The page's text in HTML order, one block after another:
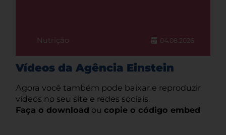
Nutrição 04.08.2026
Vídeos da Agência Einstein
Agora você também pode baixar e reproduzir
vídeos no seu site e redes sociais.
Faça o download ou copie o código embed